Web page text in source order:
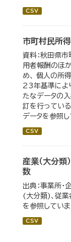
CSV
市町村民所得
資料：秋田県市
用者報酬のほ
め、 個人の所
23年基準によ
たなデータの
訂を行ってい
データを参照し
CSV
産業（大分類
数
出典：事業所・
(大分類)、従業
を参照していま
CSV